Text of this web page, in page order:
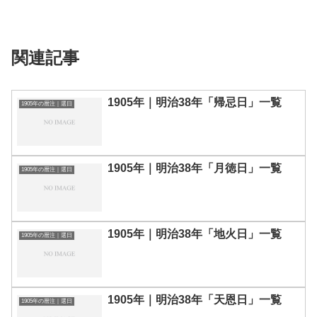
関連記事
1905年の暦注｜選日 1905年｜明治38年「帰忌日」一覧
1905年の暦注｜選日 1905年｜明治38年「月徳日」一覧
1905年の暦注｜選日 1905年｜明治38年「地火日」一覧
1905年の暦注｜選日 1905年｜明治38年「天恩日」一覧